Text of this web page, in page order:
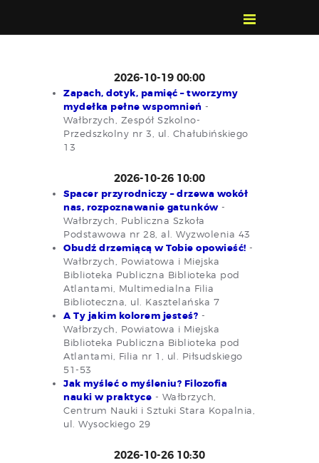
POZNAJ, POLUB,
O FESTIWALU
PROGRAM
KONTAKT
WYSZUKIWARKA
2026-10-19 00:00
Zapach, dotyk, pamięć – tworzymy
mydełka pełne wspomnień -
Wałbrzych, Zespół Szkolno-
Przedszkolny nr 3, ul. Chałubińskiego
13
2026-10-26 10:00
Spacer przyrodniczy – drzewa wokół
nas, rozpoznawanie gatunków-
Wałbrzych, Publiczna Szkoła
Podstawowa nr 28, al. Wyzwolenia 43
Obudź drzemiącą w Tobie opowieść! -
Wałbrzych, Powiatowa i Miejska
Biblioteka Publiczna Biblioteka pod
Atlantami, Multimedialna Filia
Biblioteczna, ul. Kasztelańska 7
A Ty jakim kolorem jesteś? -
Wałbrzych, Powiatowa i Miejska
Biblioteka Publiczna Biblioteka pod
Atlantami, Filia nr 1, ul. Piłsudskiego
51-53
Jak myśleć o myśleniu? Filozofia
nauki w praktyce - Wałbrzych,
Centrum Nauki i Sztuki Stara Kopalnia,
ul. Wysockiego 29
2026-10-26 10:30